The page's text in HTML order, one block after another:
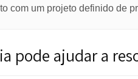
para a entrega da